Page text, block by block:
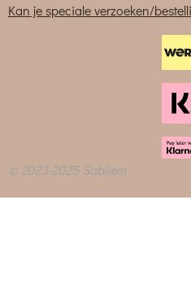
Kan je speciale verzoeken/
© 2023-2025 Sabliem